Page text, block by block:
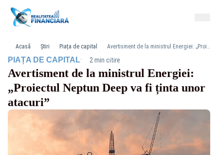
Acasă Știri Piața de capital Avertisment de la ministrul Energiei: „Proiectul Neptun Deep va fi ținta unor atacuri”
PIAȚA DE CAPITAL· 2 min citire
Avertisment de la ministrul Energiei:
„Proiectul Neptun Deep va fi ținta unor
atacuri”